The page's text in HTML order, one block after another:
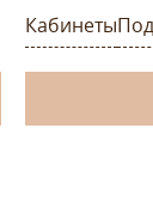
Кабинеты